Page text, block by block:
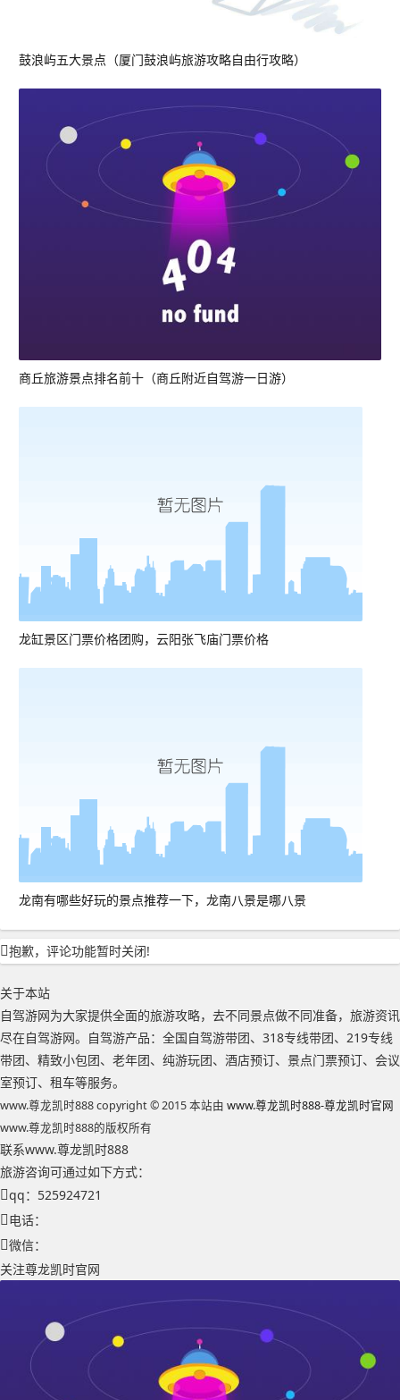
鼓浪屿五大景点（厦门鼓浪屿旅游攻略自由行攻略）
商丘旅游景点排名前十（商丘附近自驾游一日游）
龙缸景区门票价格团购，云阳张飞庙门票价格
龙南有哪些好玩的景点推荐一下，龙南八景是哪八景
抱歉，评论功能暂时关闭!
关于本站
自驾游网为大家提供全面的旅游攻略，去不同景点做不同准备，旅游资讯
尽在自驾游网。自驾游产品：全国自驾游带团、318专线带团、219专线
带团、精致小包团、老年团、纯游玩团、酒店预订、景点门票预订、会议
室预订、租车等服务。
www.尊龙凯时888 copyright © 2015 本站由 www.尊龙凯时888-尊龙凯时官网
www.尊龙凯时888的版权所有
联系www.尊龙凯时888
旅游咨询可通过如下方式：
qq：525924721
电话：
微信：
关注尊龙凯时官网